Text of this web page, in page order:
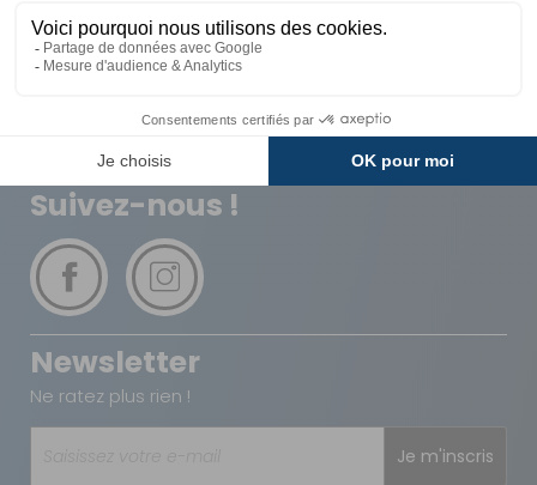
Expédié sous 72h Sécurisés
Carte de fidélité Plusieurs fois
Suivez-nous !
Newsletter
Ne ratez plus rien !
Je m'inscris